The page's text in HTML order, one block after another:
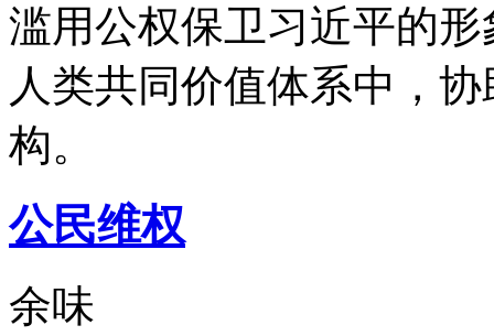
滥用公权保卫习近平的
人类共同价值体系中，
构。
公民维权
余味